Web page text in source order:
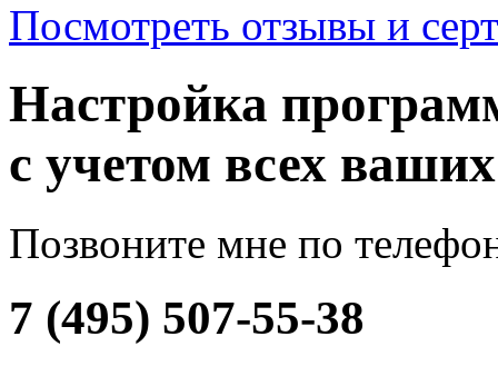
Посмотреть отзывы и
Настройка
с учетом всех
Позвоните мне по
7 (495) 507-55-38